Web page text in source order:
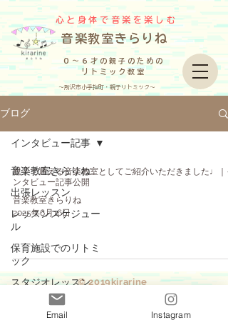
心と身体で音楽を楽しむ
０～６才の親子のための
リトミック教室
​音楽教室きらりね
～所沢市小手指町・親子リトミック～
ブログ
音楽教室きらりね
出張レッスン
レッスンスケジュー
ル
保育施設でのリトミ
ック
スタジオレッスン
お知らせ
インタビュー記事
親子で通える音楽教室としてご紹介いただきました♩｜
ンタビュー記事公開
音楽教室きらりね
2025年6月16日
​© 2019kirarine
Email Instagram